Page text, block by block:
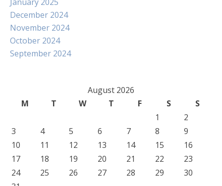
December 2024
November 2024
October 2024
September 2024
August 2026
M
T W T F S
S
1
2
3
4 5 6 7 8
9
10
11 12 13 14 15
16
17
18 19 20 21 22
23
24
25 26 27 28 29
30